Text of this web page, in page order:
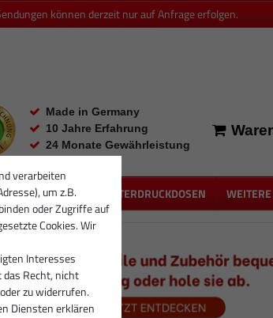
können derzeit nur auf Anfrage erfolgen.
Made in Germany
10 Jahre Erfahrung
24 Monate Gewährleistung
UNTERDRUCKDOSEN
verarbeiten
um z.B.
oder Zugriffe auf
Cookies. Wir
Interesses
Recht, nicht
zu widerrufen.
Diensten erklären